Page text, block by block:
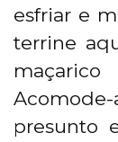
esfriar e
terrine
presunto